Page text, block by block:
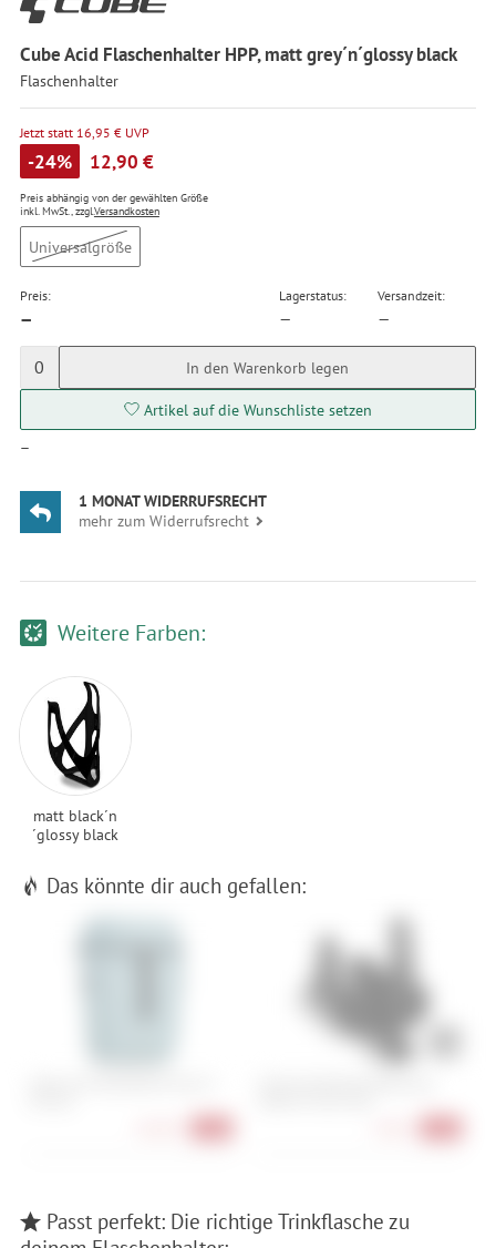
Cube Acid Flaschenhalter HPP, matt grey´n´glossy black
Flaschenhalter
Jetzt statt 16,95 € UVP
-24% 12,90 €
Preis abhängig von der gewählten Größe
inkl. MwSt., zzgl.Versandkosten
Universalgröße
Preis:
—
Lagerstatus:
—
Versandzeit:
—
0 In den Warenkorb legen
Artikel auf die Wunschliste setzen
—
1 MONAT WIDERRUFSRECHT
mehr zum Widerrufsrecht
Weitere Farben:
matt black´n
´glossy black
Das könnte dir auch gefallen:
Passt perfekt: Die richtige Trinkflasche zu